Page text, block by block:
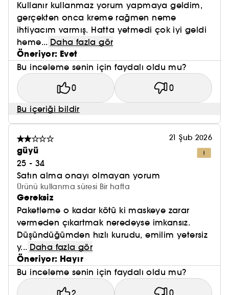
Kullanır kullanmaz yorum yapmaya geldim,
gerçekten onca kreme rağmen neme
ihtiyacım varmış. Hatta yetmedi çok iyi geldi
heme... Daha fazla gör
Öneriyor: Evet
Bu inceleme senin için faydalı oldu mu?
0 0
Bu içeriği bildir
21 Şub 2026
güyü
25 - 34
Satın alma onayı olmayan yorum
Ürünü kullanma süresi Bir hafta
Gereksiz
Paketleme o kadar kötü ki maskeye zarar
vermeden çıkartmak neredeyse imkansız.
Düşündüğümden hızlı kurudu, emilim yetersiz
y... Daha fazla gör
Öneriyor: Hayır
Bu inceleme senin için faydalı oldu mu?